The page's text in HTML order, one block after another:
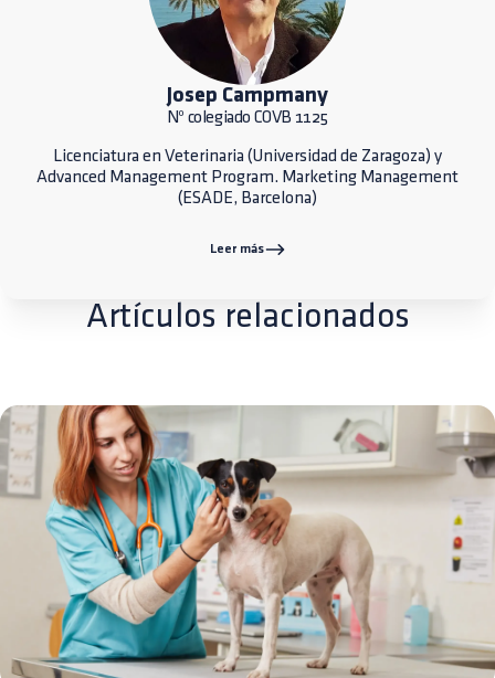
Josep Campmany
Nº colegiado COVB 1125
Licenciatura en Veterinaria (Universidad de Zaragoza) y
Advanced Management Program. Marketing Management
(ESADE, Barcelona)
Leer más
Artículos relacionados